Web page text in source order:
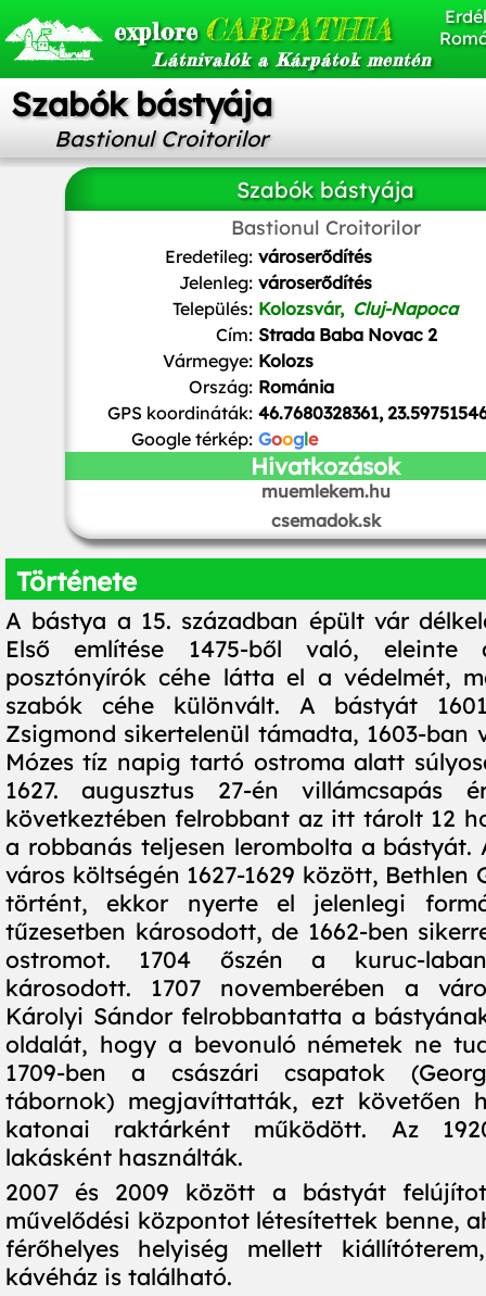
explore CARPATHIA
Látnivalók a Kárpátok mentén
Szabók bástyája
Bastionul Croitorilor
Szabók bástyája
Bastionul Croitorilor
CC BY-SA 4.0, via Wikimedia Commons
Eredetileg: városerődítés
Jelenleg: városerődítés
Település: Kolozsvár, Cluj-Napoca
Cím: Strada Baba Novac 2
Vármegye: Kolozs
Ország: Románia
GPS koordináták: 46.7680328361,
Google térkép: Google
Hivatkozások
muemlekem.hu
csemadok.sk
Története
A bástya a 15. században épült vár
Első említése 1475-ből való,
posztónyírók céhe látta el a védelmét,
szabók céhe különvált. A bástyát
Zsigmond sikertelenül támadta, 1603-ban
Mózes tíz napig tartó ostroma alatt
1627. augusztus 27-én villámcsapás
következtében felrobbant az itt tárolt 12
a robbanás teljesen lerombolta a bástyát.
város költségén 1627-1629 között, Bethlen
történt, ekkor nyerte el jelenlegi
tűzesetben károsodott, de 1662-ben
ostromot. 1704 őszén a kuruc-
károsodott. 1707 novemberében a
Károlyi Sándor felrobbantatta a
oldalát, hogy a bevonuló németek ne
1709-ben a császári csapatok
tábornok) megjavíttatták, ezt követően
katonai raktárként működött. Az
lakásként használták.
2007 és 2009 között a bástyát
művelődési központot létesítettek benne,
férőhelyes helyiség mellett
kávéház is található.